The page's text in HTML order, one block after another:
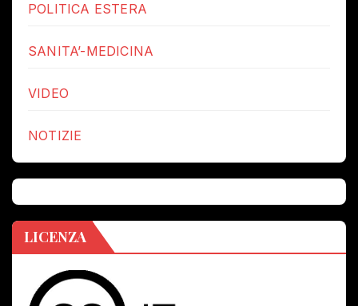
POLITICA ESTERA
SANITA’-MEDICINA
VIDEO
NOTIZIE
LICENZA